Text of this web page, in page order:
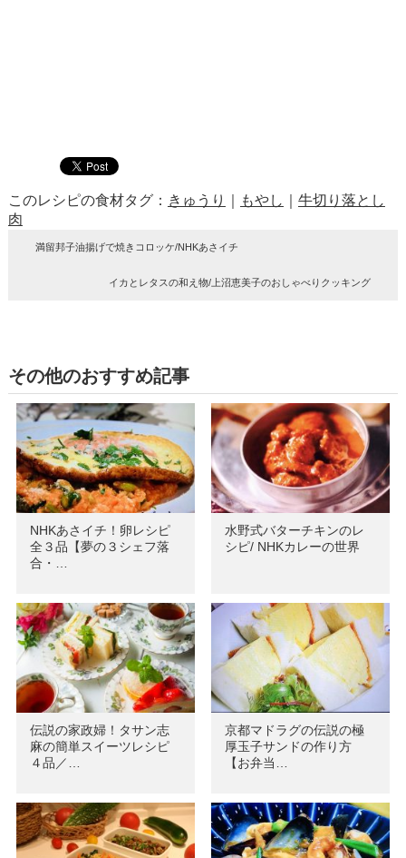
このレシピの食材タグ： きゅうり もやし
牛切り落とし
肉
満留邦子油揚げで焼きコロッケ/NHKあさイチ
イカとレタスの和え物/上沼恵美子のおしゃべりクッキング
その他のおすすめ記事
NHKあさイチ！卵レシピ
全３品【夢の３シェフ落
合・…
水野式バターチキンのレ
シピ/ NHKカレーの世界
伝説の家政婦！タサン志
麻の簡単スイーツレシピ
４品／…
京都マドラグの伝説の極
厚玉子サンドの作り方
【お弁当…